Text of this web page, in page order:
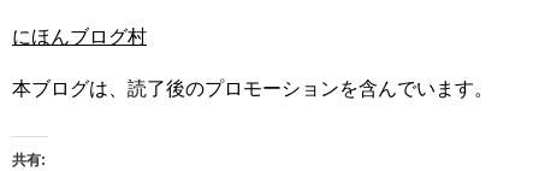
にほんブログ村
本ブログは、読了後のプロモーションを含んでいます。
共有: